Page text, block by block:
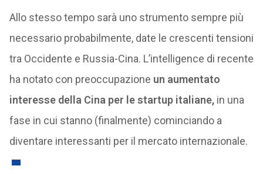
Allo stesso tempo sarà uno strumento sempre più
necessario probabilmente, date le crescenti tensioni
tra Occidente e Russia-Cina. L’intelligence di recente
ha notato con preoccupazione un aumentato
interesse della Cina per le startup italiane,in una
fase in cui stanno (finalmente) cominciando a
diventare interessanti per il mercato internazionale.